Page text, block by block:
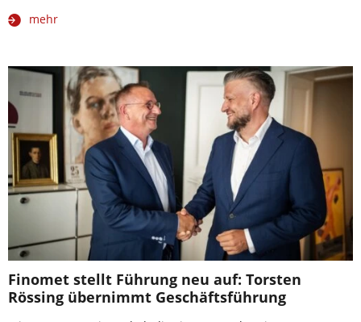
mehr
Finomet stellt Führung neu auf: Torsten
Rössing übernimmt Geschäftsführung